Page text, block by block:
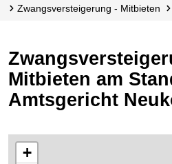
Zwangsversteigerung - Mitbieten
Mitbieten am
Amtsgericht
+